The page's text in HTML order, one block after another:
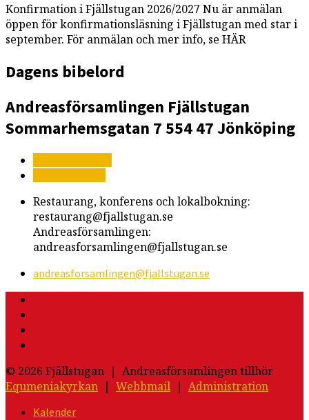
Konfirmation i Fjällstugan 2026/2027 Nu är anmälan
öppen för konfirmationsläsning i Fjällstugan med star i
september. För anmälan och mer info, se HÄR
Dagens bibelord
Andreasförsamlingen Fjällstugan
Sommarhemsgatan 7554 47 Jönköping
Restaurang, konferens och lokalbokning:
restaurang@fjallstugan.se
Andreasförsamlingen:
andreasforsamlingen@fjallstugan.se
andreasforsamlingen​@fjallstugan.se
© 2026 Fjällstugan | Andreasförsamlingen tillhör
Equmeniakyrkan | Webbmail | Administration
Kalender